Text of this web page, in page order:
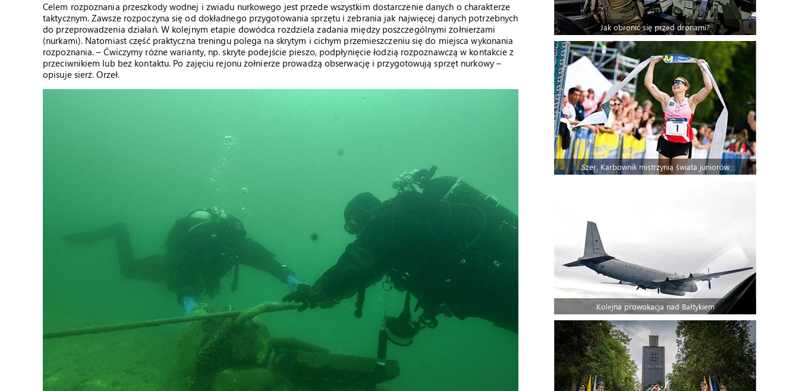
Celem rozpoznania przeszkody wodnej i zwiadu nurkowego jest przede wszystkim dostarczenie danych o charakterze
taktycznym. Zawsze rozpoczyna się od dokładnego przygotowania sprzętu i zebrania jak najwięcej danych potrzebnych
do przeprowadzenia działań. W kolejnym etapie dowódca rozdziela zadania między poszczególnymi żołnierzami
(nurkami). Natomiast część praktyczna treningu polega na skrytym i cichym przemieszczeniu się do miejsca wykonania
rozpoznania. – Ćwiczymy różne warianty, np. skryte podejście pieszo, podpłynięcie łodzią rozpoznawczą w kontakcie z
przeciwnikiem lub bez kontaktu. Po zajęciu rejonu żołnierze prowadzą obserwację i przygotowują sprzęt nurkowy –
opisuje sierż. Orzeł.
Jak obronić się przed dronami?
Szer. Karbownik mistrzynią świata juniorów
Kolejna prowokacja nad Bałtykiem